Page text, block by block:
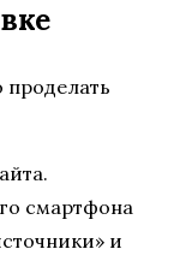
смартфона
и